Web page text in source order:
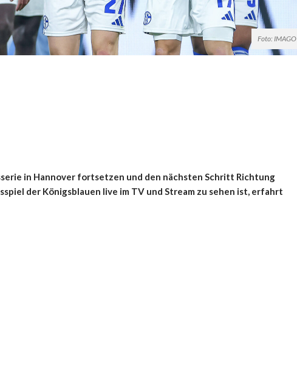
Foto: IMAGO
in Hannover fortsetzen und den nächsten Schritt Richtung
der Königsblauen live im TV und Stream zu sehen ist, erfahrt